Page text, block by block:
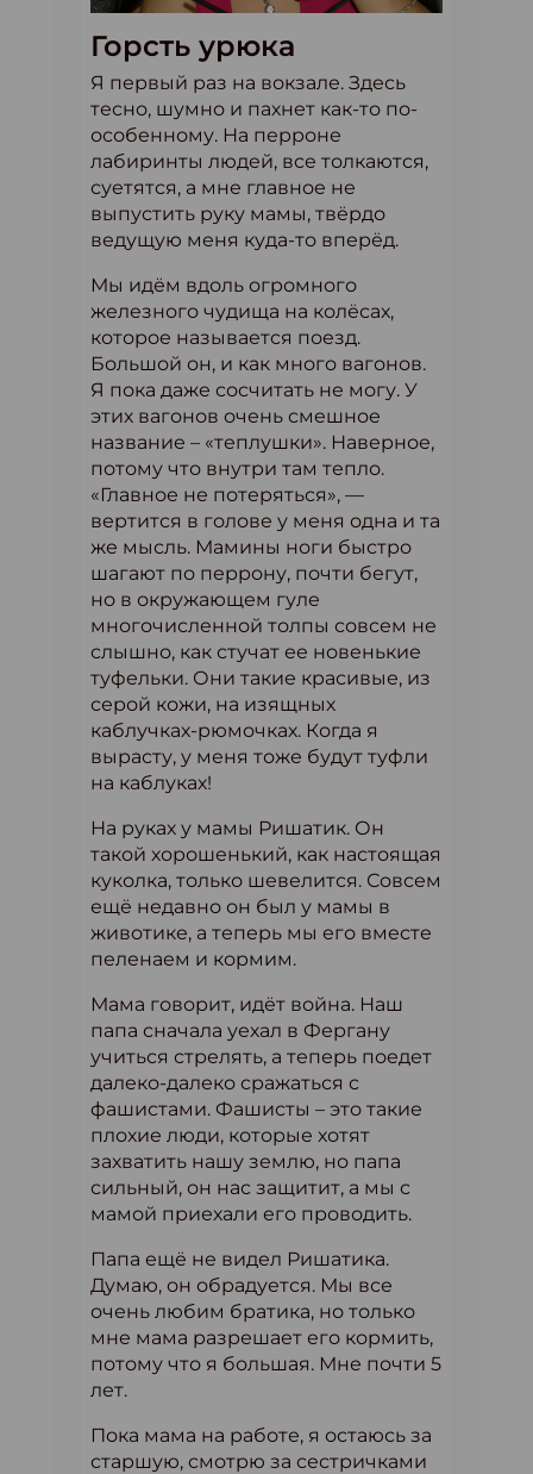
Горсть урюка
Я первый раз на вокзале. Здесь
тесно, шумно и пахнет как-то по-
особенному. На перроне
лабиринты людей, все толкаются,
суетятся, а мне главное не
выпустить руку мамы, твёрдо
ведущую меня куда-то вперёд.
Мы идём вдоль огромного
железного чудища на колёсах,
которое называется поезд.
Большой он, и как много вагонов.
Я пока даже сосчитать не могу. У
этих вагонов очень смешное
название – «теплушки». Наверное,
потому что внутри там тепло.
«Главное не потеряться», —
вертится в голове у меня одна и та
же мысль. Мамины ноги быстро
шагают по перрону, почти бегут,
но в окружающем гуле
многочисленной толпы совсем не
слышно, как стучат ее новенькие
туфельки. Они такие красивые, из
серой кожи, на изящных
каблучках-рюмочках. Когда я
вырасту, у меня тоже будут туфли
на каблуках!
На руках у мамы Ришатик. Он
такой хорошенький, как настоящая
куколка, только шевелится. Совсем
ещё недавно он был у мамы в
животике, а теперь мы его вместе
пеленаем и кормим.
Мама говорит, идёт война. Наш
папа сначала уехал в Фергану
учиться стрелять, а теперь поедет
далеко-далеко сражаться с
фашистами. Фашисты – это такие
плохие люди, которые хотят
захватить нашу землю, но папа
сильный, он нас защитит, а мы с
мамой приехали его проводить.
Папа ещё не видел Ришатика.
Думаю, он обрадуется. Мы все
очень любим братика, но только
мне мама разрешает его кормить,
потому что я большая. Мне почти 5
лет.
Пока мама на работе, я остаюсь за
старшую, смотрю за сестричками